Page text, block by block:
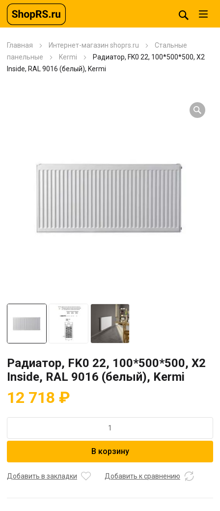
Главная Интернет-магазин shoprs.ru
Стальные
панельные
Kermi
Радиатор, FK0 22, 100*500*500, X2
Inside, RAL 9016 (белый), Kermi
Радиатор, FK0 22, 100*500*500, X2
Inside, RAL 9016 (белый), Kermi
12 718 ₽
Радиатор,
100*500*500,
В корзину
Добавить в закладки Добавить к сравнению